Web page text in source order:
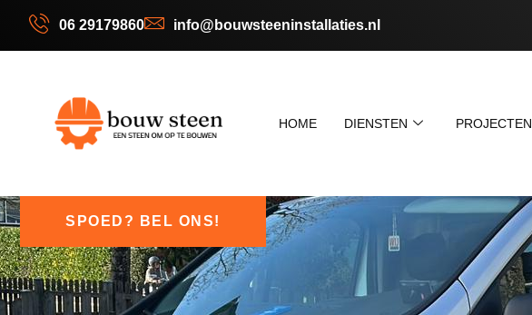
06 29179860 info@bouwsteeninstallaties.nl
HOME DIENSTEN PROJECTEN
SPOED? BEL ONS!